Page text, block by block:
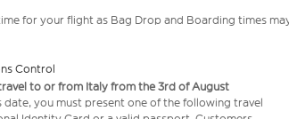
for your flight as Bag Drop and Boarding times
Control
to or from Italy from the 3rd of August
you must present one of the following travel